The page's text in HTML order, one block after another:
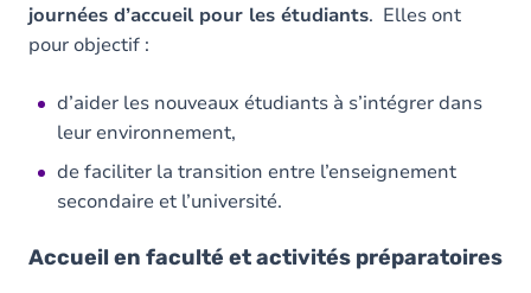
journées d’accueil pour les étudiants. Elles ont
pour objectif :
d’aider les nouveaux étudiants à s’intégrer dans
leur environnement,
de faciliter la transition entre l’enseignement
secondaire et l’université.
Accueil en faculté et activités préparatoires